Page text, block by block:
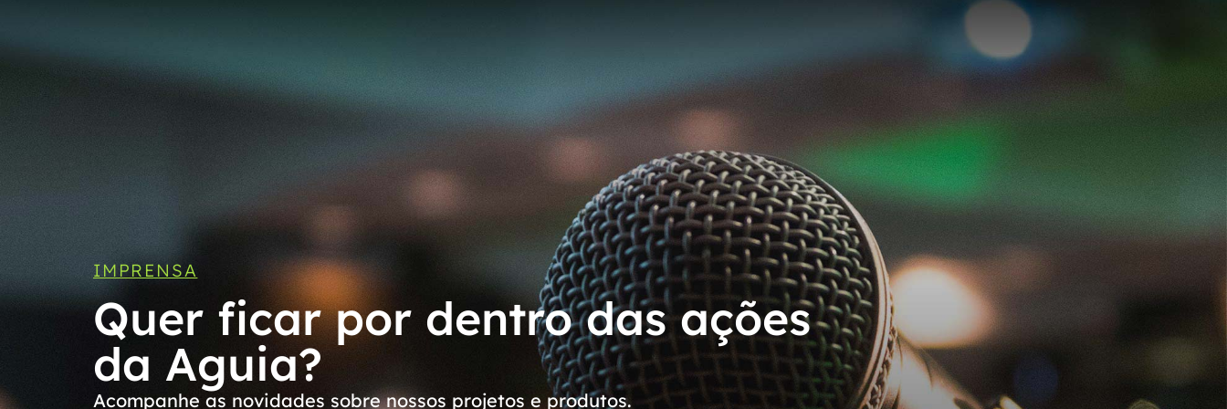
IMPRENSA
Quer ficar por dentro das ações
da Aguia?
Acompanhe as novidades sobre nossos projetos e produtos.